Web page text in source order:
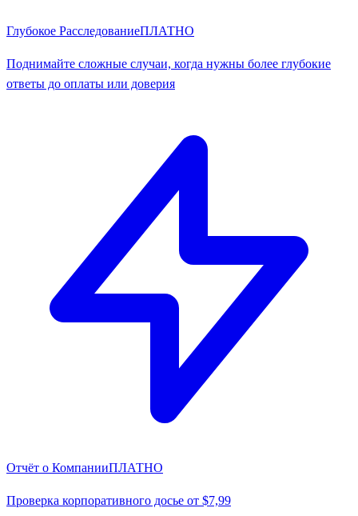
Глубокое РасследованиеПЛАТНО
Поднимайте сложные случаи, когда нужны более глубокие
ответы до оплаты или доверия
Отчёт о КомпанииПЛАТНО
Проверка корпоративного досье от $7,99